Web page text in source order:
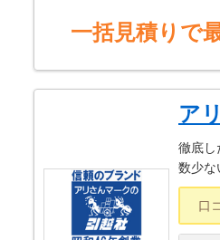
5月
力の
一括見積りで
ア
徹底し
数少な
口